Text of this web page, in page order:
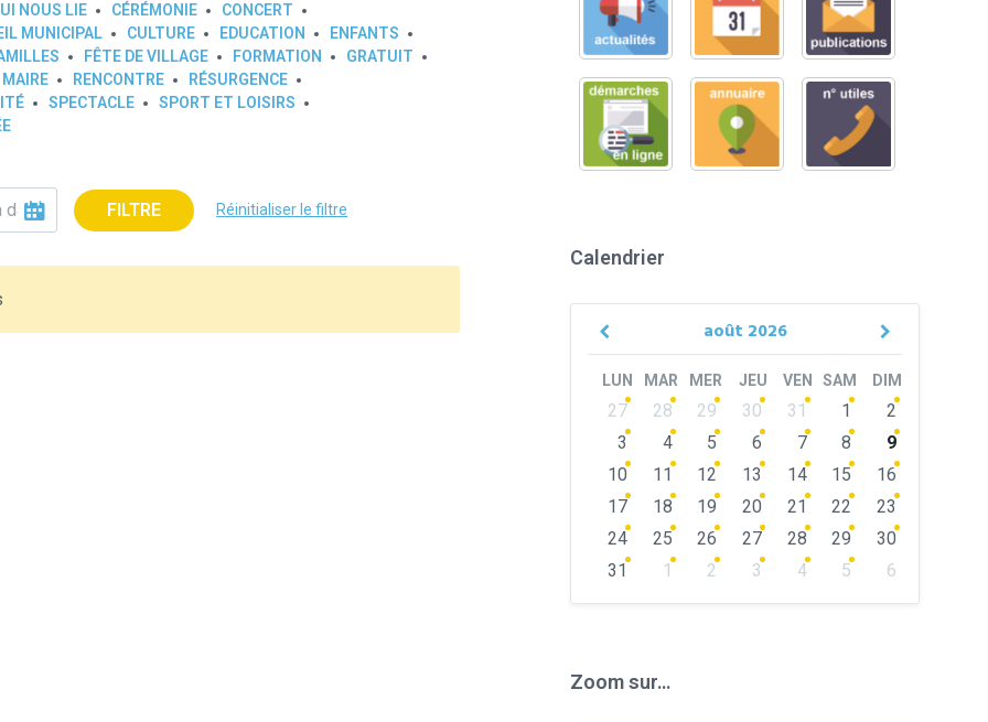
NOUS LIE CÉRÉMONIE
CONCERT
MUNICIPAL CULTURE EDUCATION
ENFANTS
FÊTE DE VILLAGE FORMATION
GRATUIT
MAIRE RENCONTRE
RÉSURGENCE
SPECTACLE
SPORT ET LOISIRS
FILTRE Réinitialiser le filtre
Calendrier
août 2026
Previous
Next
LUN MAR MER JEU VEN SAM DIM
Skip
calendar
days
27 28 29 30 31 1
2
3
4 5 6 7 8
9
10
11 12 13 14 15
16
17
18 19 20 21 22
23
24
25 26 27 28 29
30
31
1 2 3 4 5
6
Zoom sur…